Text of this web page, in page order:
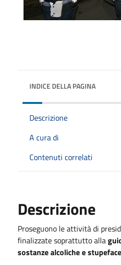
INDICE DELLA PAGINA
Descrizione
A cura di
Contenuti correlati
Descrizione
Proseguono le attività di
finalizzate soprattutto alla
sostanze alcoliche e